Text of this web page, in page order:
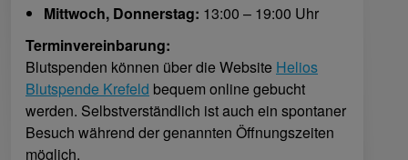
Mittwoch, Donnerstag: 13:00 – 19:00 Uhr
Terminvereinbarung:
Blutspenden können über die Website Helios
Blutspende Krefeld bequem online gebucht
werden. Selbstverständlich ist auch ein spontaner
Besuch während der genannten Öffnungszeiten
möglich.